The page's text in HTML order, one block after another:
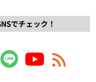
でチェック！